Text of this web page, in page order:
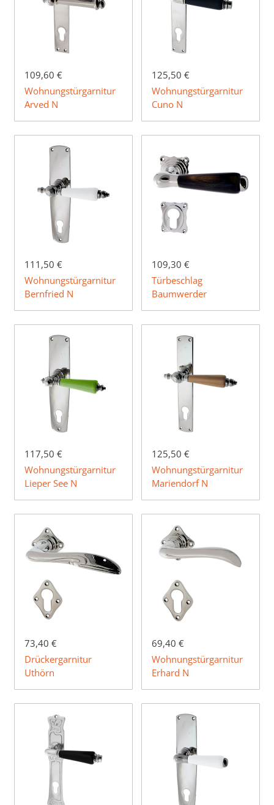
109,60 €
Wohnungstürgarnitur
Arved N
125,50 €
Wohnungstürgarnitur
Cuno N
111,50 €
Wohnungstürgarnitur
Bernfried N
109,30 €
Türbeschlag
Baumwerder
117,50 €
Wohnungstürgarnitur
Lieper See N
125,50 €
Wohnungstürgarnitur
Mariendorf N
73,40 €
Drückergarnitur
Uthörn
69,40 €
Wohnungstürgarnitur
Erhard N